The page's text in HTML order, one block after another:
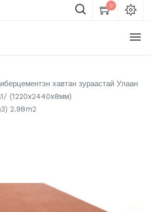
0
хавтан зураастай Улаан
(1220x2440x8мм)
2.98m2